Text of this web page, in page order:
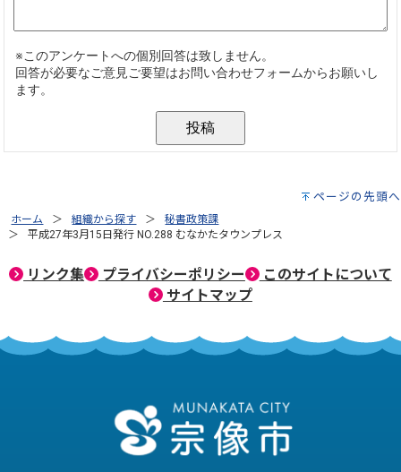
ページの先頭へ
ホーム 組織から探す
秘書政策課
平成27年3月15日発行 NO.288 むなかたタウンプレス
リンク集 プライバシーポリシー
このサイトについて
サイトマップ